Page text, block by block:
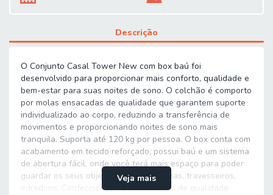
Descrição
O Conjunto Casal Tower New com box baú foi
desenvolvido para proporcionar mais conforto, qualidade e
bem-estar para suas noites de sono. O colchão é comporto
por molas ensacadas de qualidade que garantem suporte
individualizado ao corpo, reduzindo a transferência de
movimentos e proporcionando noites de sono mais
tranquila. Suporta até 120 kg por pessoa. O box conta com
acabamento em tecido reforçado, possui baú e um sistema
de abertura fácil, onde você terá mais espaço para poder
guardar os seus objetos pessoais, roupas, travesseiros,
edredons. Confeccionado com materiais de qualidade
Veja mais